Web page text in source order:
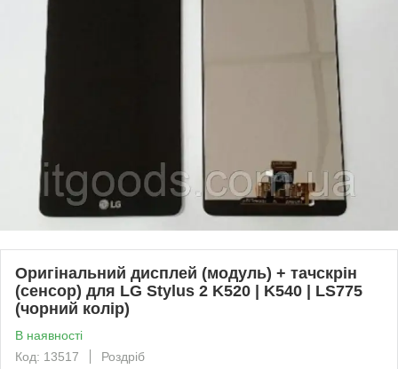
Оригінальний дисплей (модуль) + тачскрін
(сенсор) для LG Stylus 2 K520 | K540 | LS775
(чорний колір)
В наявності
Код: 13517
Роздріб